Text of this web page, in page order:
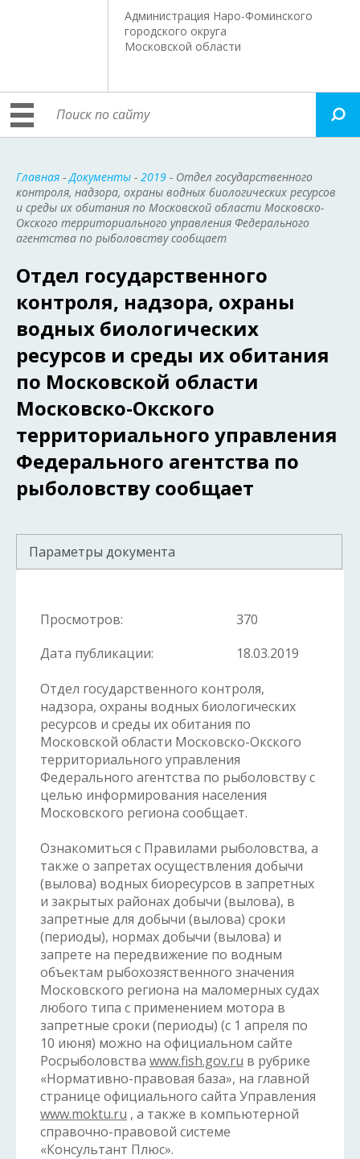
Администрация Наро-Фоминского
городского округа
Московской области
Главная -Документы - 2019 - Отдел государственного
контроля, надзора, охраны водных биологических ресурсов
и среды их обитания по Московской области Московско-
Окского территориального управления Федерального
агентства по рыболовству сообщает
Отдел государственного
контроля, надзора, охраны
водных биологических
ресурсов и среды их обитания
по Московской области
Московско-Окского
территориального управления
Федерального агентства по
рыболовству сообщает
Параметры документа
Просмотров:
370
Дата публикации:
18.03.2019
Отдел государственного контроля,
надзора, охраны водных биологических
ресурсов и среды их обитания по
Московской области Московско-Окского
территориального управления
Федерального агентства по рыболовству с
целью информирования населения
Московского региона сообщает.
Ознакомиться с Правилами рыболовства, а
также о запретах осуществления добычи
(вылова) водных биоресурсов в запретных
и закрытых районах добычи (вылова), в
запретные для добычи (вылова) сроки
(периоды), нормах добычи (вылова) и
запрете на передвижение по водным
объектам рыбохозяственного значения
Московского региона на маломерных судах
любого типа с применением мотора в
запретные сроки (периоды) (с 1 апреля по
10 июня) можно на официальном сайте
Росрыболовства www.fish.gov.ru в рубрике
«Нормативно-правовая база», на главной
странице официального сайта Управления
www.moktu.ru , а также в компьютерной
справочно-правовой системе
«Консультант Плюс».